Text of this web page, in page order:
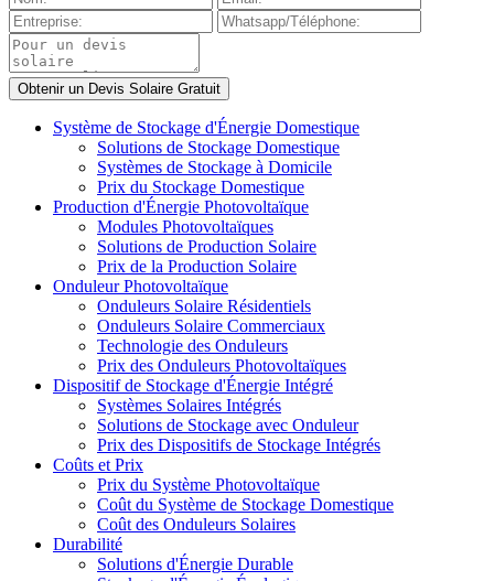
Système de Stockage d'Énergie Domestique
Solutions de Stockage Domestique
Systèmes de Stockage à Domicile
Prix du Stockage Domestique
Production d'Énergie Photovoltaïque
Modules Photovoltaïques
Solutions de Production Solaire
Prix de la Production Solaire
Onduleur Photovoltaïque
Onduleurs Solaire Résidentiels
Onduleurs Solaire Commerciaux
Technologie des Onduleurs
Prix des Onduleurs Photovoltaïques
Dispositif de Stockage d'Énergie Intégré
Systèmes Solaires Intégrés
Solutions de Stockage avec Onduleur
Prix des Dispositifs de Stockage Intégrés
Coûts et Prix
Prix du Système Photovoltaïque
Coût du Système de Stockage Domestique
Coût des Onduleurs Solaires
Durabilité
Solutions d'Énergie Durable